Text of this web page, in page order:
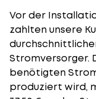
Vor der
zahlten unsere
Stromversorger.
benötigten
produziert wird,